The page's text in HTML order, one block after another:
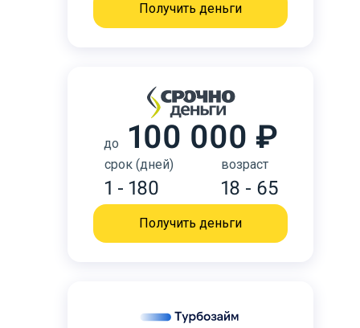
Получить деньги
до 100 000 ₽
срок (дней)
1 - 180
возраст
18 - 65
Получить деньги